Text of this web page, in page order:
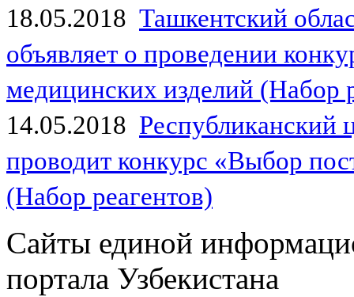
18.05.2018 Ташкентский
объявляет о проведении
медицинских изделий (Набор
14.05.2018
проводит конкурс «Выбор
(Набор реагентов)
Сайты единой
портала Узбекистана